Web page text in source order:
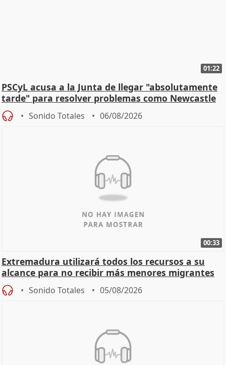
01:22
PSCyL acusa a la Junta de llegar "absolutamente
tarde" para resolver problemas como Newcastle
Sonido Totales 06/08/2026
00:33
Extremadura utilizará todos los recursos a su
alcance para no recibir más menores migrantes
Sonido Totales 05/08/2026